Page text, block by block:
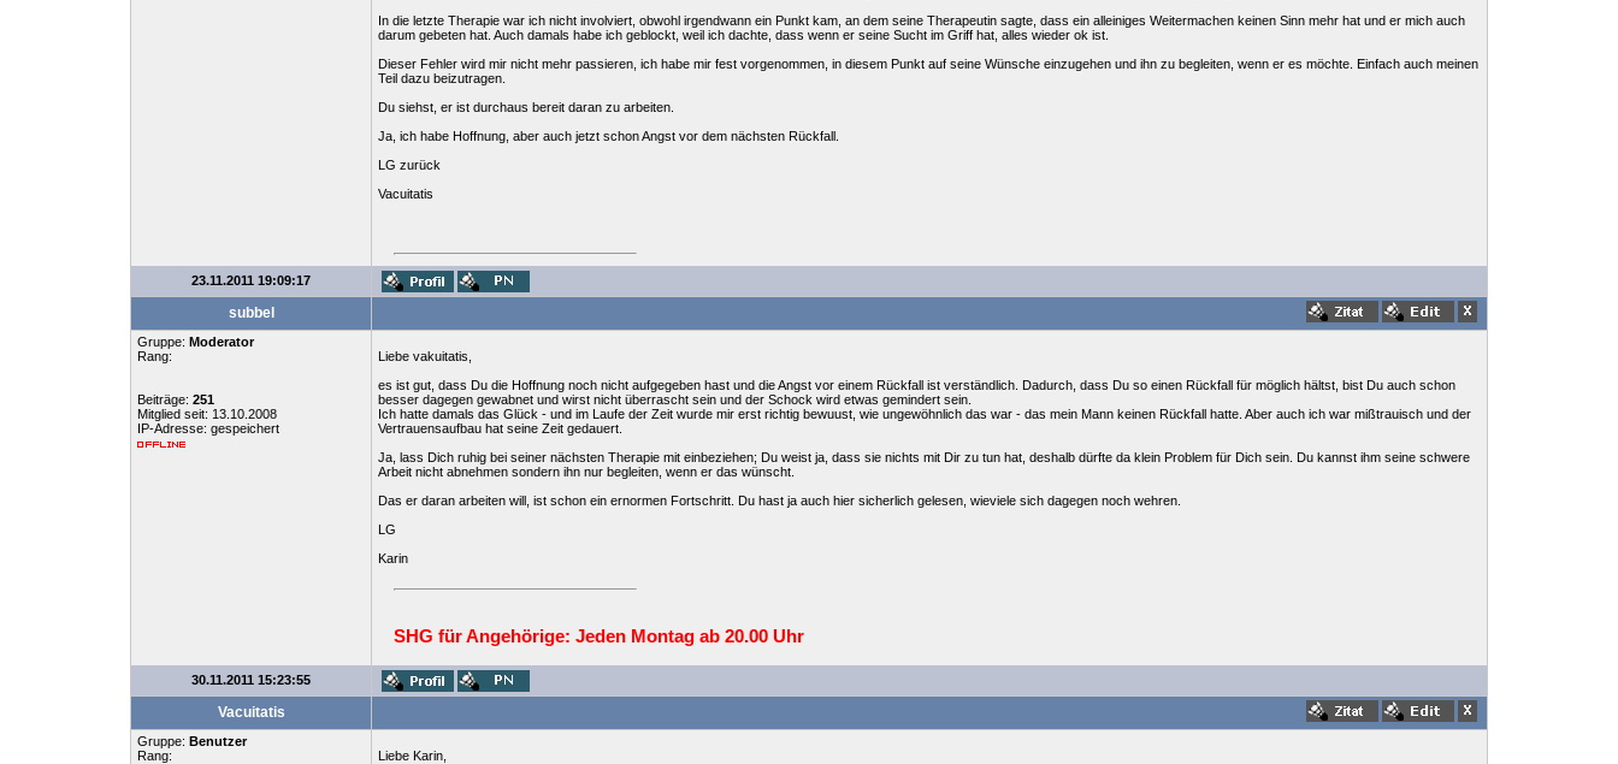
In die letzte Therapie war ich nicht involviert, obwohl irgendwann ein Punkt kam, an dem seine Therapeutin sagte, dass ein alleiniges Weitermachen keinen Sinn mehr hat und er mich auch
darum gebeten hat. Auch damals habe ich geblockt, weil ich dachte, dass wenn er seine Sucht im Griff hat, alles wieder ok ist.
Dieser Fehler wird mir nicht mehr passieren, ich habe mir fest vorgenommen, in diesem Punkt auf seine Wünsche einzugehen und ihn zu begleiten, wenn er es möchte. Einfach auch meinen
Teil dazu beizutragen.
Du siehst, er ist durchaus bereit daran zu arbeiten.
Ja, ich habe Hoffnung, aber auch jetzt schon Angst vor dem nächsten Rückfall.
LG zurück
Vacuitatis
23.11.2011 19:09:17
subbel
Gruppe: Moderator
Rang:
Beiträge: 251
Mitglied seit: 13.10.2008
IP-Adresse: gespeichert
Liebe vakuitatis,
es ist gut, dass Du die Hoffnung noch nicht aufgegeben hast und die Angst vor einem Rückfall ist verständlich. Dadurch, dass Du so einen Rückfall für möglich hältst, bist Du auch schon
besser dagegen gewabnet und wirst nicht überrascht sein und der Schock wird etwas gemindert sein.
Ich hatte damals das Glück - und im Laufe der Zeit wurde mir erst richtig bewuust, wie ungewöhnlich das war - das mein Mann keinen Rückfall hatte. Aber auch ich war mißtrauisch und der
Vertrauensaufbau hat seine Zeit gedauert.
Ja, lass Dich ruhig bei seiner nächsten Therapie mit einbeziehen; Du weist ja, dass sie nichts mit Dir zu tun hat, deshalb dürfte da klein Problem für Dich sein. Du kannst ihm seine schwere
Arbeit nicht abnehmen sondern ihn nur begleiten, wenn er das wünscht.
Das er daran arbeiten will, ist schon ein ernormen Fortschritt. Du hast ja auch hier sicherlich gelesen, wieviele sich dagegen noch wehren.
LG
Karin
SHG für Angehörige: Jeden Montag ab 20.00 Uhr
30.11.2011 15:23:55
Vacuitatis
Gruppe: Benutzer
Rang:
Liebe Karin,